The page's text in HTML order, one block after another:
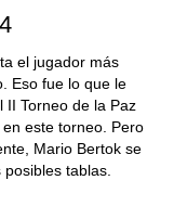
el jugador más
Eso fue lo que le
II Torneo de la Paz
este torneo. Pero
Mario Bertok se
tablas.